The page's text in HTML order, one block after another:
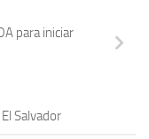
para iniciar
Salvador